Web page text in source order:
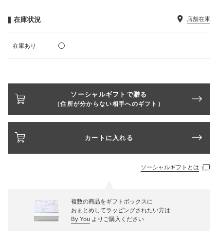
在庫状況 店舗在庫
在庫あり
ソーシャルギフトで贈る
（住所が分からない相手へのギフト）
カートに入れる
ソーシャルギフトとは
複数の商品をギフトボックスに
おまとめしてラッピングされたい方は
By You よりご購入ください